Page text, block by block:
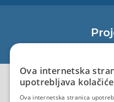
EU -
EU - EU/IPA
EU -
Ova internetska
upotrebljava
Ova internetska stranica